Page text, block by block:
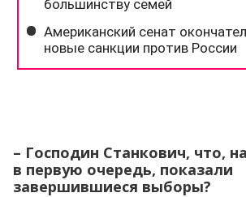
– Господин Станкович, что,
в первую очередь, показали
завершившиеся выборы?